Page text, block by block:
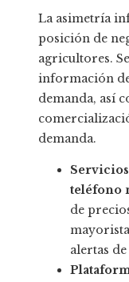
La asimetría
posición de
agricultores.
información
demanda, así
demanda.
teléfono
de
alertas